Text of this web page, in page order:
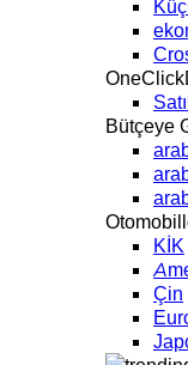
Bütçeye
KİK
Çin